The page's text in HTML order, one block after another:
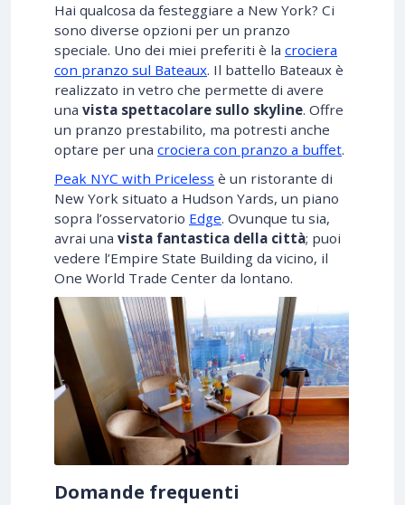
Hai qualcosa da festeggiare a New York? Ci
sono diverse opzioni per un pranzo
speciale. Uno dei miei preferiti è la crociera
con pranzo sul Bateaux. Il battello Bateaux è
realizzato in vetro che permette di avere
una vista spettacolare sullo skyline. Offre
un pranzo prestabilito, ma potresti anche
optare per una crociera con pranzo a buffet.
Peak NYC with Priceless è un ristorante di
New York situato a Hudson Yards, un piano
sopra l’osservatorio Edge. Ovunque tu sia,
avrai una vista fantastica della città; puoi
vedere l’Empire State Building da vicino, il
One World Trade Center da lontano.
Domande frequenti